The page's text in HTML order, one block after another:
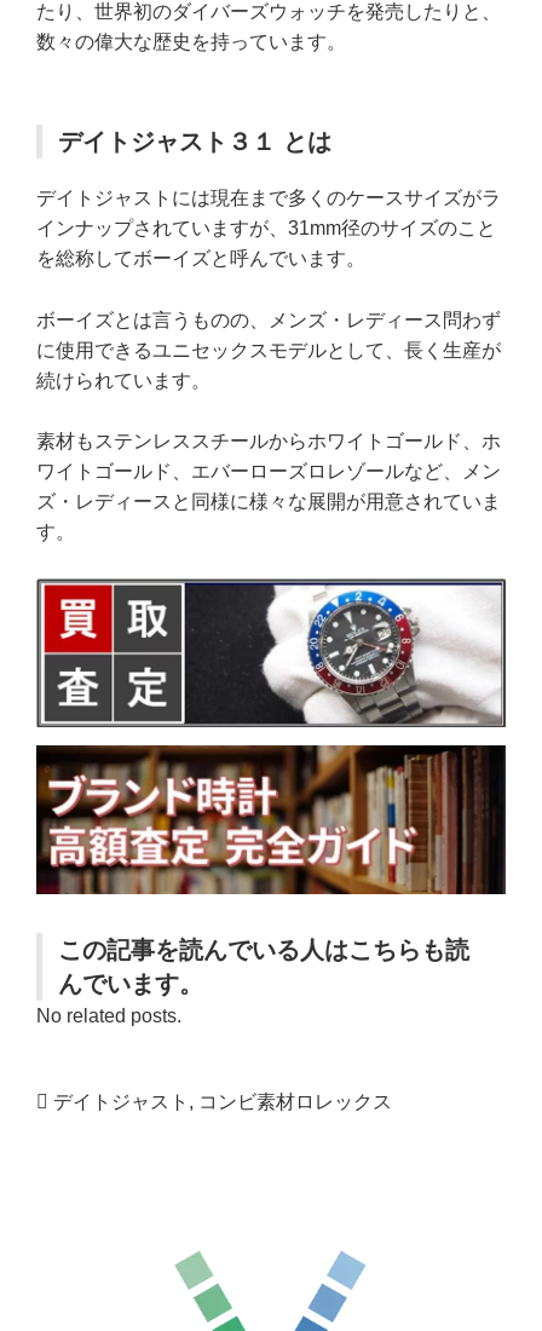
たり、世界初のダイバーズウォッチを発売したりと、
数々の偉大な歴史を持っています。
デイトジャスト３１ とは
デイトジャストには現在まで多くのケースサイズがラ
インナップされていますが、31mm径のサイズのこと
を総称してボーイズと呼んでいます。
ボーイズとは言うものの、メンズ・レディース問わず
に使用できるユニセックスモデルとして、長く生産が
続けられています。
素材もステンレススチールからホワイトゴールド、ホ
ワイトゴールド、エバーローズロレゾールなど、メン
ズ・レディースと同様に様々な展開が用意されていま
す。
この記事を読んでいる人はこちらも読
んでいます。
No related posts.
デイトジャスト , コンビ素材ロレックス